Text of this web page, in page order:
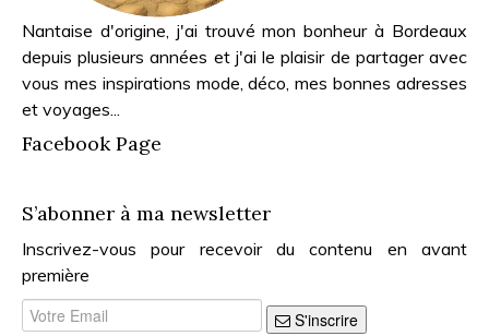
Nantaise d'origine, j'ai trouvé mon bonheur à Bordeaux
depuis plusieurs années et j'ai le plaisir de partager avec
vous mes inspirations mode, déco, mes bonnes adresses
et voyages...
Facebook Page
S’abonner à ma newsletter
Inscrivez-vous pour recevoir du contenu en avant
première
S'inscrire